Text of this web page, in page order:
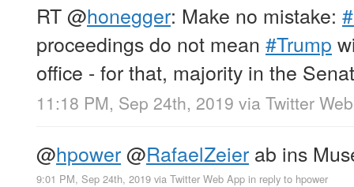
RT@honegger: Make no mistake:
proceedings do not mean #Trump
office - for that, majority in the
11:18 PM, Sep 24th, 2019 via Twitter
@hpower@RafaelZeier ab ins
9:01 PM, Sep 24th, 2019 via Twitter Web App in reply to hpower